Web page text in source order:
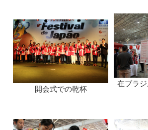
開会式での乾杯
在ブラ